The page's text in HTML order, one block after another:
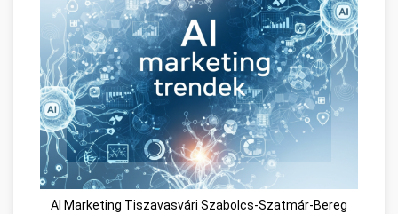
AI Marketing Tiszavasvári Szabolcs-Szatmár-Bereg